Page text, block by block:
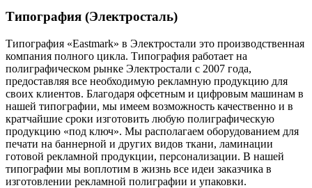
Типография (Электросталь)
Типография «Eastmark» в Электростали это производственная
компания полного цикла. Типография работает на
полиграфическом рынке Электростали с 2007 года,
предоставляя все необходимую рекламную продукцию для
своих клиентов. Благодаря офсетным и цифровым машинам в
нашей типографии, мы имеем возможность качественно и в
кратчайшие сроки изготовить любую полиграфическую
продукцию «под ключ». Мы располагаем оборудованием для
печати на баннерной и других видов ткани, ламинации
готовой рекламной продукции, персонализации. В нашей
типографии мы воплотим в жизнь все идеи заказчика в
изготовлении рекламной полиграфии и упаковки.